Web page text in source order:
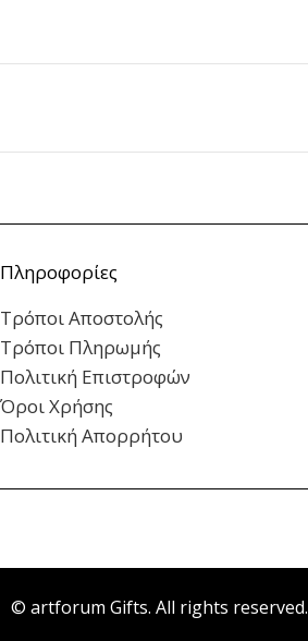
Πληροφορίες
Τρόποι Αποστολής
Τρόποι Πληρωμής
Πολιτική Επιστροφών
Όροι Χρήσης
Πολιτική Απορρήτου
© artforum Gifts. All rights reserved.